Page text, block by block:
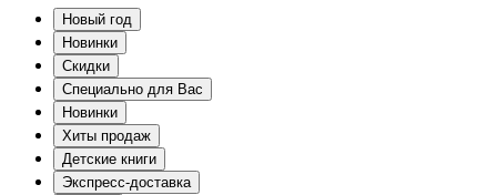
Новый год
Новинки
Скидки
Специально для Вас
Новинки
Хиты продаж
Детские книги
Экспресс-доставка